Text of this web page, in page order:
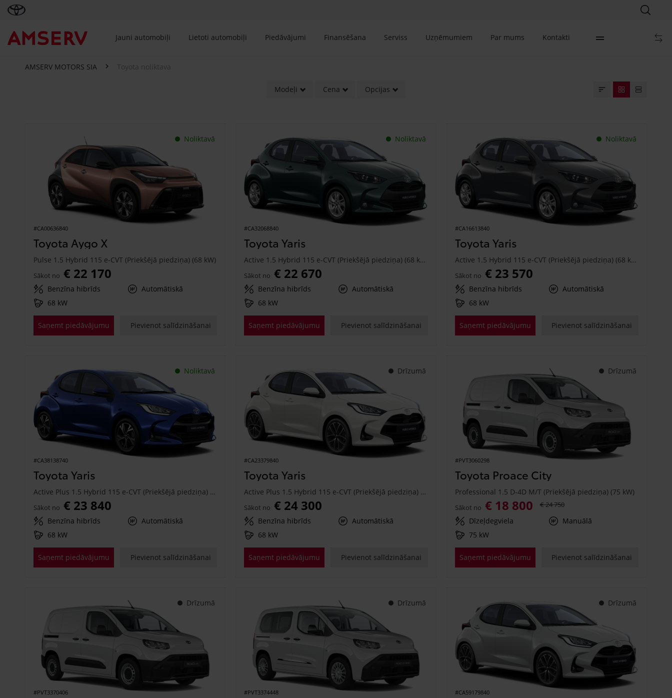
Jauni automobiļi Lietoti automobiļi Piedāvājumi Finansēšana Serviss Uzņēmumiem Par mums Kontakti
AMSERV MOTORS SIA Toyota noliktava
Modeļi Cena Opcijas
Noliktavā
#CA00636840
Toyota Aygo X
Pulse 1.5 Hybrid 115 e-CVT (Priekšējā piedziņa) (68 kW)
Sākot no € 22 170
Benzīna hibrīds
Automātiskā
68 kW
Saņemt piedāvājumu Pievienot salīdzināšanai
Noliktavā
#CA32068840
Toyota Yaris
Active 1.5 Hybrid 115 e-CVT (Priekšējā piedziņa) (68 kW)
Sākot no € 22 670
Benzīna hibrīds
Automātiskā
68 kW
Saņemt piedāvājumu Pievienot salīdzināšanai
Noliktavā
#CA16613840
Toyota Yaris
Active 1.5 Hybrid 115 e-CVT (Priekšējā piedziņa) (68 kW)
Sākot no € 23 570
Benzīna hibrīds
Automātiskā
68 kW
Saņemt piedāvājumu Pievienot salīdzināšanai
Noliktavā
#CA38138740
Toyota Yaris
Active Plus 1.5 Hybrid 115 e-CVT (Priekšējā piedziņa) (68 kW)
Sākot no € 23 840
Benzīna hibrīds
Automātiskā
68 kW
Saņemt piedāvājumu Pievienot salīdzināšanai
Drīzumā
#CA23379840
Toyota Yaris
Active Plus 1.5 Hybrid 115 e-CVT (Priekšējā piedziņa) (68 kW)
Sākot no € 24 300
Benzīna hibrīds
Automātiskā
68 kW
Saņemt piedāvājumu Pievienot salīdzināšanai
Drīzumā
#PVT3060298
Toyota Proace City
Professional 1.5 D-4D M/T (Priekšējā piedziņa) (75 kW)
Sākot no € 18 800 € 24 750
Dīzeļdegviela
Manuālā
75 kW
Saņemt piedāvājumu Pievienot salīdzināšanai
Drīzumā
#PVT3370406
Drīzumā
#PVT3374448
Drīzumā
#CA59179840